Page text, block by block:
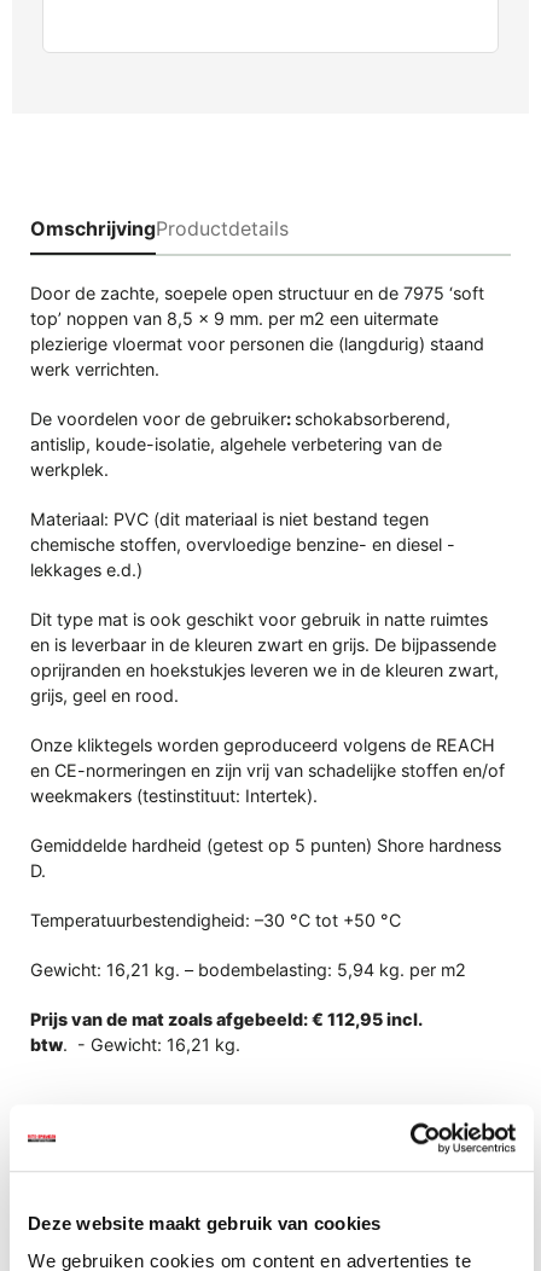
Deze website maakt gebruik van cookies
We gebruiken cookies om content en advertenties te
OmschrijvingProductdetails
Door de zachte, soepele open structuur en de 7975 ‘soft
top’ noppen van 8,5 x 9 mm. per m2 een uitermate
plezierige vloermat voor personen die (langdurig) staand
werk verrichten.
De voordelen voor de gebruiker: schokabsorberend,
antislip, koude-isolatie, algehele verbetering van de
werkplek.
Materiaal: PVC (dit materiaal is niet bestand tegen
chemische stoffen, overvloedige benzine- en diesel -
lekkages e.d.)
Dit type mat is ook geschikt voor gebruik in natte ruimtes
en is leverbaar in de kleuren zwart en grijs. De bijpassende
oprijranden en hoekstukjes leveren we in de kleuren zwart,
grijs, geel en rood.
Onze kliktegels worden geproduceerd volgens de REACH
en CE-normeringen en zijn vrij van schadelijke stoffen en/of
weekmakers (testinstituut: Intertek).
Gemiddelde hardheid (getest op 5 punten) Shore hardness
D.
Temperatuurbestendigheid: –30 °C tot +50 °C
Gewicht: 16,21 kg. – bodembelasting: 5,94 kg. per m2
Prijs van de mat zoals afgebeeld: € 112,95 incl.
btw. - Gewicht: 16,21 kg.